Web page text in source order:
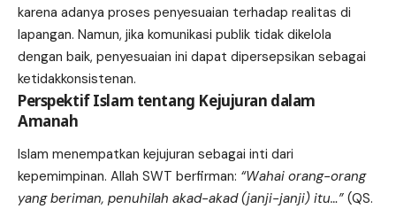
karena adanya proses penyesuaian terhadap realitas di
lapangan. Namun, jika komunikasi publik tidak dikelola
dengan baik, penyesuaian ini dapat dipersepsikan sebagai
ketidakkonsistenan.
Perspektif Islam tentang Kejujuran dalam
Amanah
Islam menempatkan kejujuran sebagai inti dari
kepemimpinan. Allah SWT berfirman: “Wahai orang-orang
yang beriman, penuhilah akad-akad (janji-janji) itu…” (QS.